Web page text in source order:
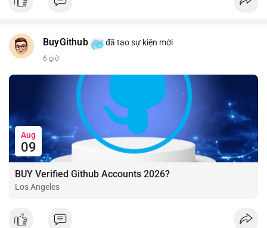
BuyGithub đã tạo sự kiện mới
6 giờ
Aug
09
BUY Verified Github Accounts 2026?
Los Angeles